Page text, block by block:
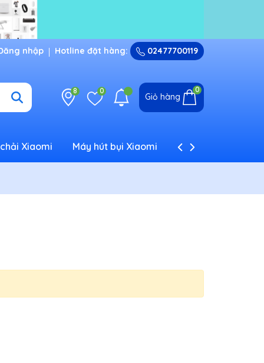
nhập Hotline đặt hàng: 02477700119
8 0
Giỏ hàng
0
Xiaomi Máy hút bụi Xiaomi Máy tạo ẩm Xiaomi